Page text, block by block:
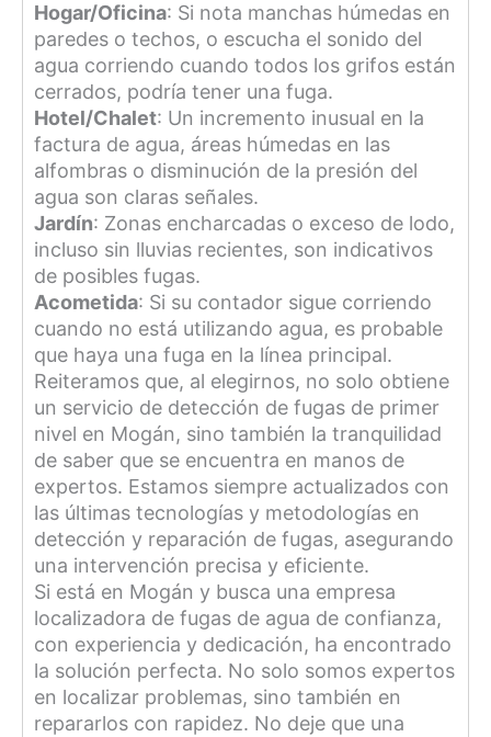
Hogar/Oficina: Si nota manchas húmedas en
paredes o techos, o escucha el sonido del
agua corriendo cuando todos los grifos están
cerrados, podría tener una fuga.
Hotel/Chalet: Un incremento inusual en la
factura de agua, áreas húmedas en las
alfombras o disminución de la presión del
agua son claras señales.
Jardín: Zonas encharcadas o exceso de lodo,
incluso sin lluvias recientes, son indicativos
de posibles fugas.
Acometida: Si su contador sigue corriendo
cuando no está utilizando agua, es probable
que haya una fuga en la línea principal.
Reiteramos que, al elegirnos, no solo obtiene
un servicio de detección de fugas de primer
nivel en Mogán, sino también la tranquilidad
de saber que se encuentra en manos de
expertos. Estamos siempre actualizados con
las últimas tecnologías y metodologías en
detección y reparación de fugas, asegurando
una intervención precisa y eficiente.
Si está en Mogán y busca una empresa
localizadora de fugas de agua de confianza,
con experiencia y dedicación, ha encontrado
la solución perfecta. No solo somos expertos
en localizar problemas, sino también en
repararlos con rapidez. No deje que una